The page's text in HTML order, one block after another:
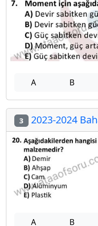
A B
3 2023-2024
A B